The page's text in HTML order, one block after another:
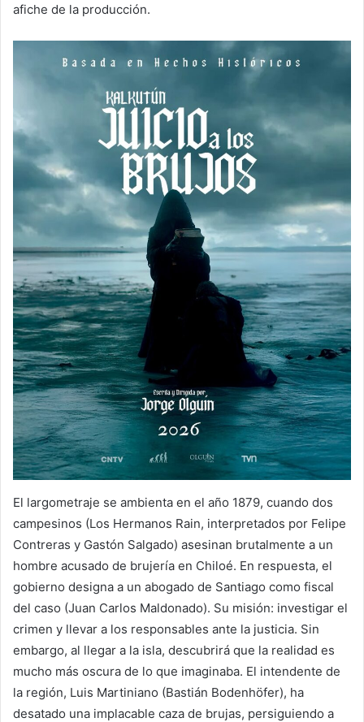
afiche de la producción.
El largometraje se ambienta en el año 1879, cuando dos
campesinos (Los Hermanos Rain, interpretados por Felipe
Contreras y Gastón Salgado) asesinan brutalmente a un
hombre acusado de brujería en Chiloé. En respuesta, el
gobierno designa a un abogado de Santiago como fiscal
del caso (Juan Carlos Maldonado). Su misión: investigar el
crimen y llevar a los responsables ante la justicia. Sin
embargo, al llegar a la isla, descubrirá que la realidad es
mucho más oscura de lo que imaginaba. El intendente de
la región, Luis Martiniano (Bastián Bodenhöfer), ha
desatado una implacable caza de brujas, persiguiendo a